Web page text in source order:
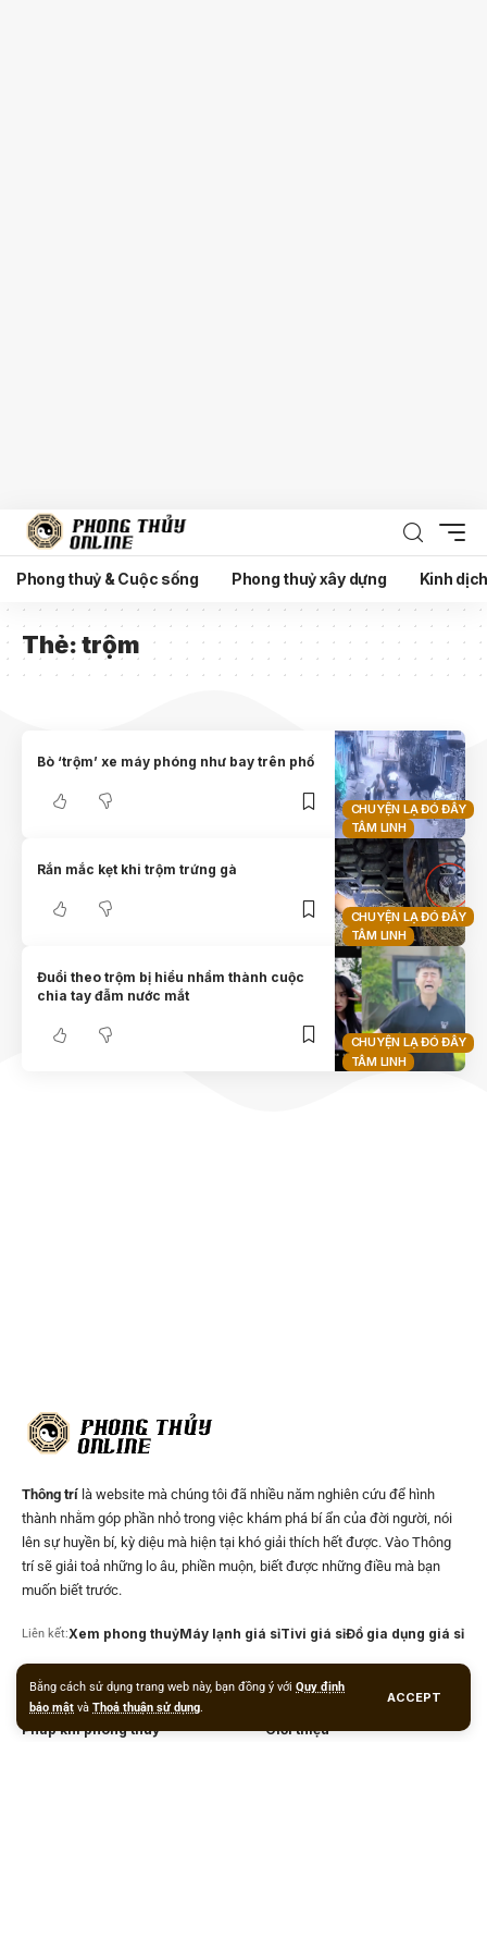
Bằng cách sử dụng trang web này, bạn đồng ý với Quy định
bảo mật và Thoả thuận sử dụng.
ACCEPT
Phong thuỷ & Cuộc sống Phong thuỷ xây dựng Kinh
Thẻ:trộm
CHUYỆN LẠ ĐÓ ĐÂY
TÂM LINH
Bò ‘trộm’ xe máy phóng như bay trên phố
CHUYỆN LẠ ĐÓ ĐÂY
TÂM LINH
Rắn mắc kẹt khi trộm trứng gà
CHUYỆN LẠ ĐÓ ĐÂY
TÂM LINH
Đuổi theo trộm bị hiểu nhầm thành cuộc
chia tay đẫm nước mắt
Thông trí là website mà chúng tôi đã nhiều năm nghiên cứu để hình
thành nhằm góp phần nhỏ trong việc khám phá bí ẩn của đời người, nói
lên sự huyền bí, kỳ diệu mà hiện tại khó giải thích hết được. Vào Thông
trí sẽ giải toả những lo âu, phiền muộn, biết được những điều mà bạn
muốn biết trước.
Liên kết:Xem phong thuỷMáy lạnh giá sỉTivi giá sỉĐồ gia dụng giá sỉ
Liên kết nhanh
Pháp khí phong thuỷ
Liên hệ
Giới thiệu